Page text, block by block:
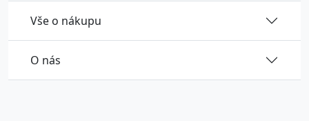
Vše o nákupu
O nás